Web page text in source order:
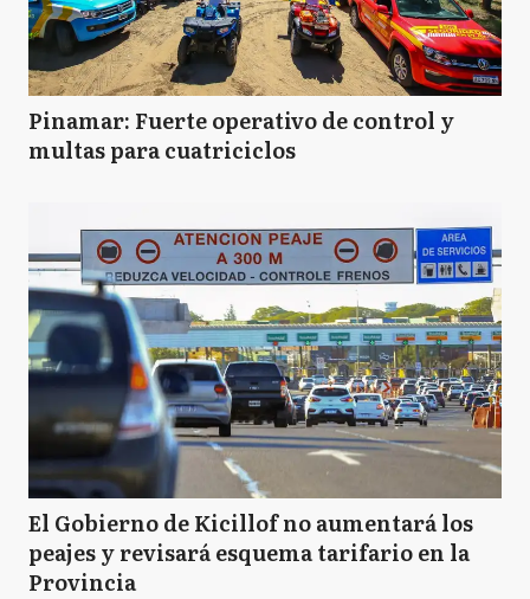
Pinamar: Fuerte operativo de control y
multas para cuatriciclos
El Gobierno de Kicillof no aumentará los
peajes y revisará esquema tarifario en la
Provincia